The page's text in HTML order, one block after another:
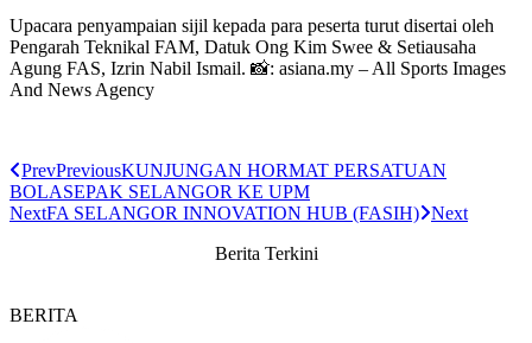
Upacara penyampaian sijil kepada para peserta turut disertai oleh
Pengarah Teknikal FAM, Datuk Ong Kim Swee & Setiausaha
Agung FAS, Izrin Nabil Ismail. 📸: asiana.my – All Sports Images
And News Agency
PrevPreviousKUNJUNGAN HORMAT PERSATUAN
BOLASEPAK SELANGOR KE UPM
NextFA SELANGOR INNOVATION HUB (FASIH) Next
Berita Terkini
BERITA